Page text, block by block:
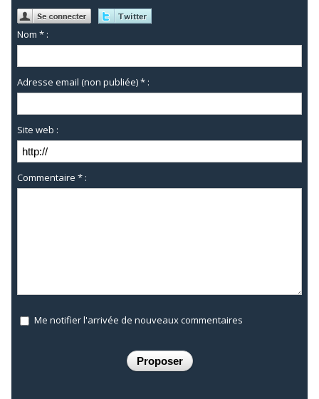
Nom * :
Adresse email (non publiée) * :
Site web :
Commentaire * :
Me notifier l'arrivée de nouveaux commentaires